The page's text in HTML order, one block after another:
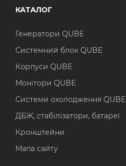
КАТАЛОГ
Генератори QUBE
Системний блок QUBE
Корпуси QUBE
Монітори QUBE
Системи охолодження QUBE
ДБЖ, стабілізатори, батареї
Кронштейни
Мапа сайту